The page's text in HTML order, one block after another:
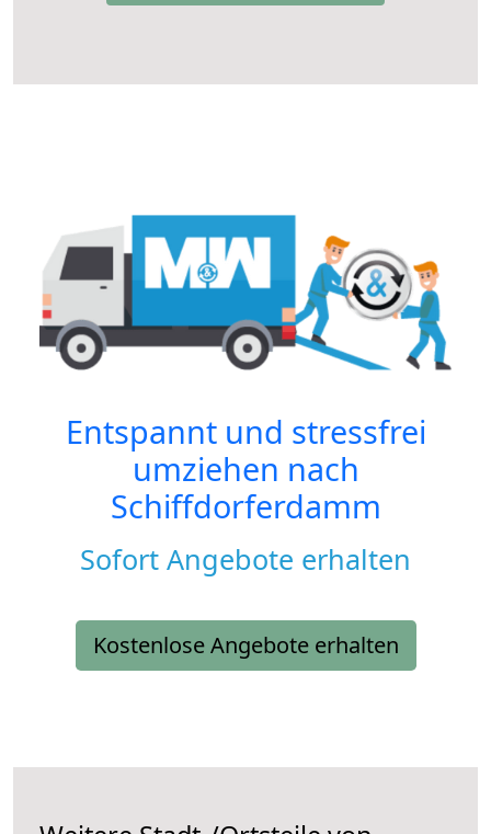
Entspannt und stressfrei
umziehen nach
Schiffdorferdamm
Sofort Angebote erhalten
Kostenlose Angebote erhalten